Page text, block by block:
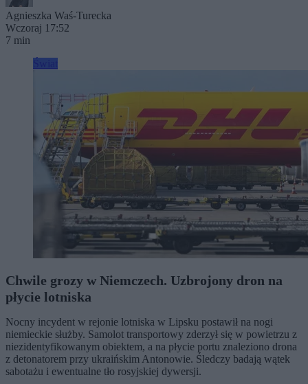
Agnieszka Waś-Turecka
Wczoraj 17:52
7 min
Chwile grozy w Niemczech. Uzbrojony dron na
płycie lotniska
Nocny incydent w rejonie lotniska w Lipsku postawił na nogi
niemieckie służby. Samolot transportowy zderzył się w powietrzu z
niezidentyfikowanym obiektem, a na płycie portu znaleziono drona
z detonatorem przy ukraińskim Antonowie. Śledczy badają wątek
sabotażu i ewentualne tło rosyjskiej dywersji.